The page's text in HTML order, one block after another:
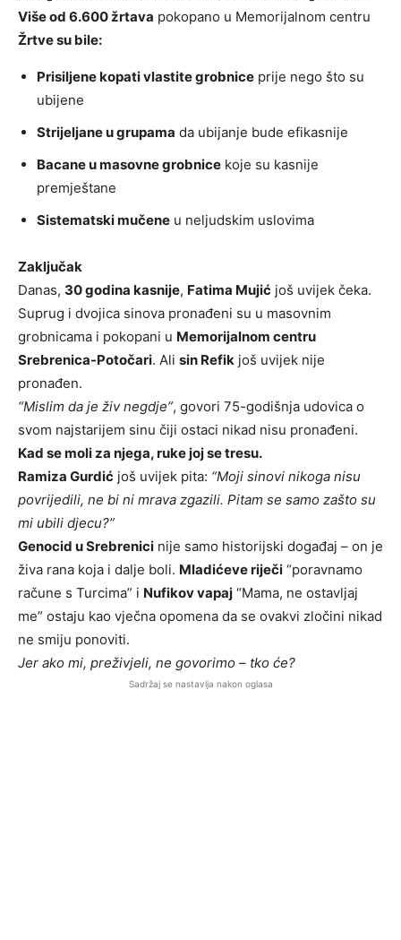
Više od 6.600 žrtava pokopano u Memorijalnom centru
Žrtve su bile:
Prisiljene kopati vlastite grobnice prije nego što su
ubijene
Strijeljane u grupama da ubijanje bude efikasnije
Bacane u masovne grobnice koje su kasnije
premještane
Sistematski mučene u neljudskim uslovima
Zaključak
Danas, 30 godina kasnije, Fatima Mujić još uvijek čeka.
Suprug i dvojica sinova pronađeni su u masovnim
grobnicama i pokopani u Memorijalnom centru
Srebrenica-Potočari. Ali sin Refik još uvijek nije
pronađen.
“Mislim da je živ negdje”, govori 75-godišnja udovica o
svom najstarijem sinu čiji ostaci nikad nisu pronađeni.
Kad se moli za njega, ruke joj se tresu.
Ramiza Gurdić još uvijek pita: “Moji sinovi nikoga nisu
povrijedili, ne bi ni mrava zgazili. Pitam se samo zašto su
mi ubili djecu?”
Genocid u Srebrenici nije samo historijski događaj – on je
živa rana koja i dalje boli. Mladićeve riječi “poravnamo
račune s Turcima” i Nufikov vapaj “Mama, ne ostavljaj
me” ostaju kao vječna opomena da se ovakvi zločini nikad
ne smiju ponoviti.
Jer ako mi, preživjeli, ne govorimo – tko će?
Sadržaj se nastavlja nakon oglasa